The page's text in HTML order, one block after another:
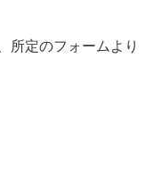
所定のフォームより